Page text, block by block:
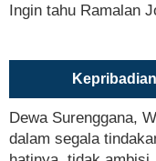
Ingin tahu Ramalan
Dewa Surenggana,
dalam segala